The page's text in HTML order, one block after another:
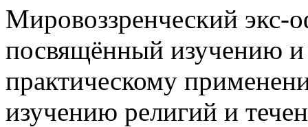
Мировоззренческий
посвящённый изучению
практическому
изучению религий и